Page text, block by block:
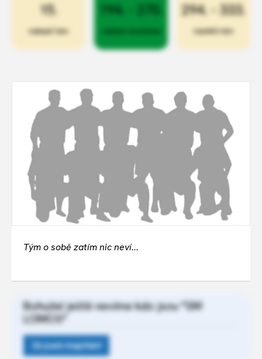
15.
nejlepší tým
194. - 270. 294. - 333.
největší tým
Tým o sobě zatím nic neví...
Bohužel ještě nevíme kdo jsou "SM
LOMOS"